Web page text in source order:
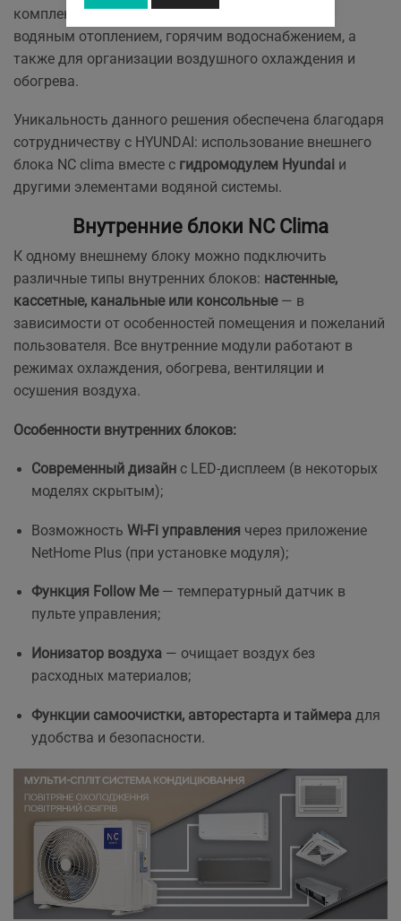
комплексные решения для обеспечения домов
водяным отоплением, горячим водоснабжением, а
также для организации воздушного охлаждения и
обогрева.
Уникальность данного решения обеспечена благодаря
сотрудничеству с HYUNDAI: использование внешнего
блока NC clima вместе с гидромодулем Hyundai и
другими элементами водяной системы.
Внутренние блоки NC Clima
К одному внешнему блоку можно подключить
различные типы внутренних блоков: настенные,
кассетные, канальные или консольные— в
зависимости от особенностей помещения и пожеланий
пользователя. Все внутренние модули работают в
режимах охлаждения, обогрева, вентиляции и
осушения воздуха.
Особенности внутренних блоков:
Современный дизайн с LED-дисплеем (в некоторых
моделях скрытым);
Возможность Wi-Fi управления через приложение
NetHome Plus (при установке модуля);
Функция Follow Me— температурный датчик в
пульте управления;
Ионизатор воздуха — очищает воздух без
расходных материалов;
Функции самоочистки, авторестарта и таймера для
удобства и безопасности.